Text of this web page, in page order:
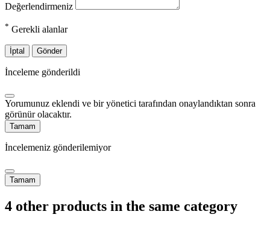
Değerlendirmeniz
* Gerekli alanlar
İptal Gönder
İnceleme gönderildi
Yorumunuz eklendi ve bir yönetici tarafından onaylandıktan sonra
görünür olacaktır.
Tamam
İncelemeniz gönderilemiyor
Tamam
4 other products in the same category